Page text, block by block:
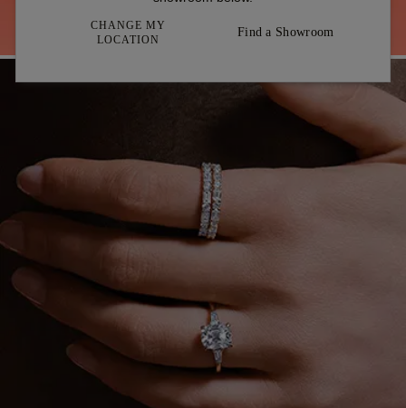
CHANGE MY
LOCATION
Find a Showroom